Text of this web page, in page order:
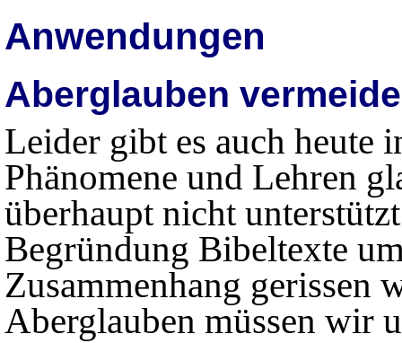
Anwendungen
Aberglauben
Leider gibt es auch heute
Phänomene und Lehren
überhaupt nicht
Begründung Bibeltexte
Zusammenhang gerissen
Aberglauben müssen wir